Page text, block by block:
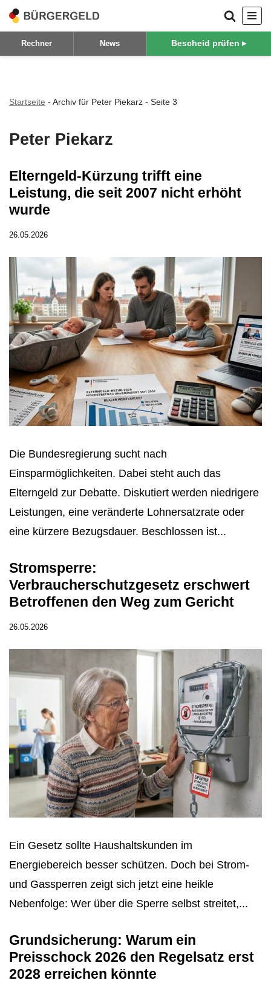
Zum
Inhalt
Rechner News Bescheid prüfen ▸
Startseite - Archiv für Peter Piekarz - Seite 3
Peter Piekarz
Elterngeld-Kürzung trifft eine
Leistung, die seit 2007 nicht erhöht
wurde
26.05.2026
Die Bundesregierung sucht nach
Einsparmöglichkeiten. Dabei steht auch das
Elterngeld zur Debatte. Diskutiert werden niedrigere
Leistungen, eine veränderte Lohnersatzrate oder
eine kürzere Bezugsdauer. Beschlossen ist...
Stromsperre:
Verbraucherschutzgesetz erschwert
Betroffenen den Weg zum Gericht
26.05.2026
Ein Gesetz sollte Haushaltskunden im
Energiebereich besser schützen. Doch bei Strom-
und Gassperren zeigt sich jetzt eine heikle
Nebenfolge: Wer über die Sperre selbst streitet,...
Grundsicherung: Warum ein
Preisschock 2026 den Regelsatz erst
2028 erreichen könnte